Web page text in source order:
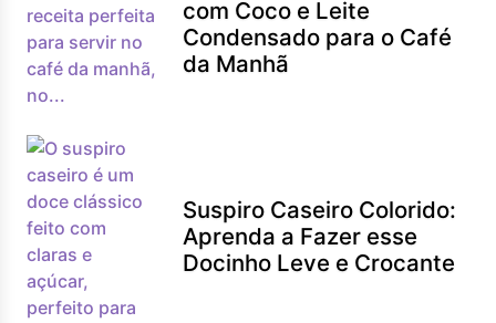
com Coco e Leite
Condensado para o Café
da Manhã
Suspiro Caseiro Colorido:
Aprenda a Fazer esse
Docinho Leve e Crocante